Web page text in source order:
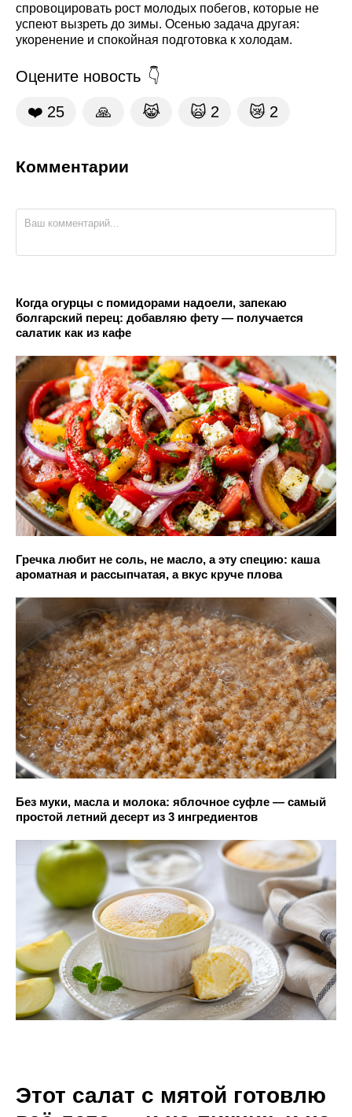
спровоцировать рост молодых побегов, которые не
успеют вызреть до зимы. Осенью задача другая:
укоренение и спокойная подготовка к холодам.
Оцените новость
❤️ 25 🙏 😹 🙀 2 😿 2
Комментарии
Когда огурцы с помидорами надоели, запекаю
болгарский перец: добавляю фету — получается
салатик как из кафе
Гречка любит не соль, не масло, а эту специю: каша
ароматная и рассыпчатая, а вкус круче плова
Без муки, масла и молока: яблочное суфле — самый
простой летний десерт из 3 ингредиентов
Этот салат с мятой готовлю